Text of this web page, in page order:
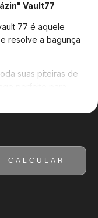
Vault77
77 é aquele
resolve a bagunça
suas piteiras de
perfeito para
CALCULAR